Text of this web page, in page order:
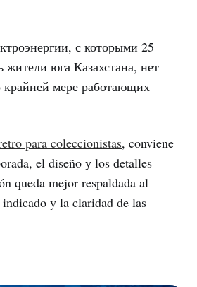
с которыми 25
жители юга Казахстана, нет
мере работающих
para coleccionistas, conviene
el diseño y los detalles
queda mejor respaldada al
y la claridad de las